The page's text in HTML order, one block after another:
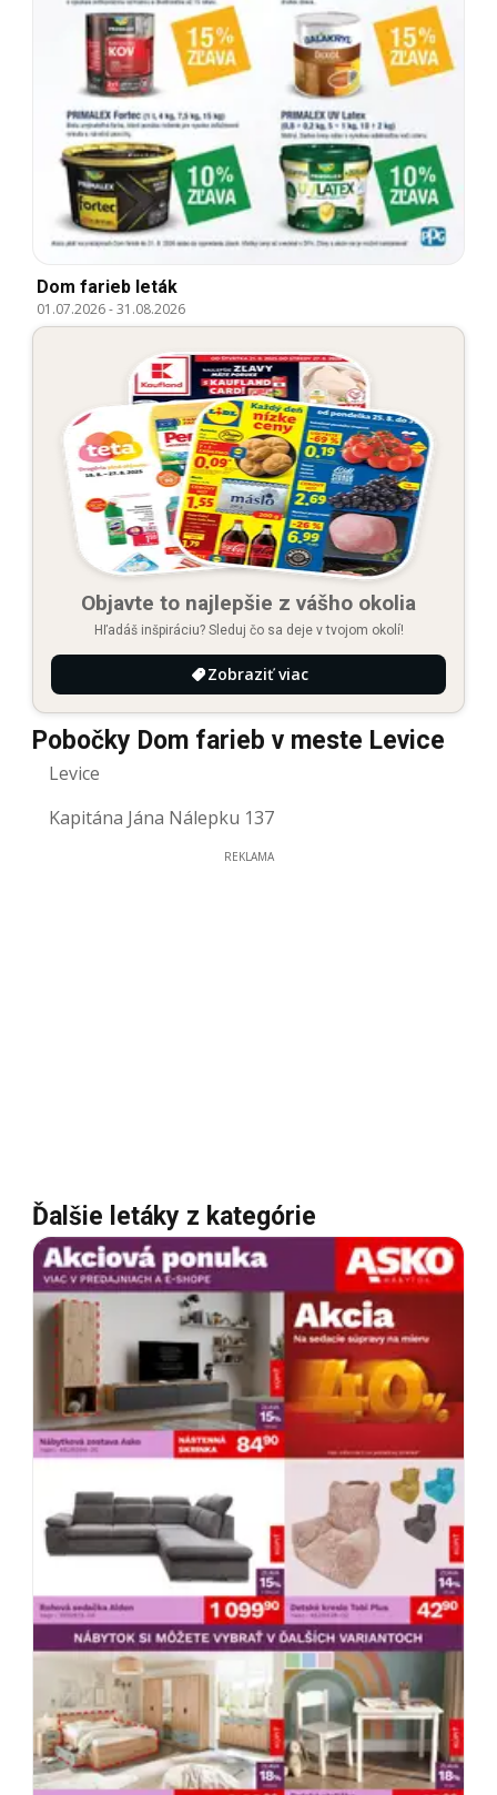
Dom farieb leták
01.07.2026-31.08.2026
Objavte to najlepšie z vášho okolia
Hľadáš inšpiráciu? Sleduj čo sa deje v tvojom okolí!
Zobraziť viac
Pobočky Dom farieb v meste Levice
Levice
Kapitána Jána Nálepku 137
REKLAMA
Ďalšie letáky z kategórie